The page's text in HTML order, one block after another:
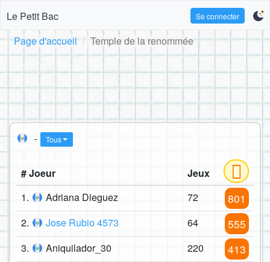
Le Petit Bac Se connecter
Page d'accueil Temple de la renommée
- Tous
# Joeur
Jeux
1.
Adriana Dieguez 72 801
2. Jose Rubio 4573 64 555
3. Aniquilador_30 220 413